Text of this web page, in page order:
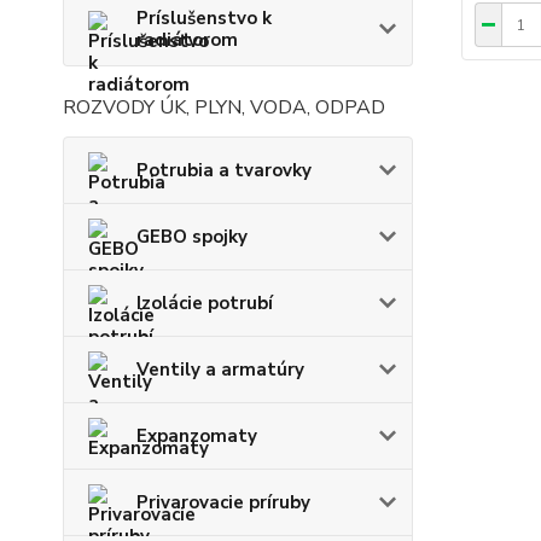
Príslušenstvo k
radiátorom
ROZVODY ÚK, PLYN, VODA, ODPAD
Potrubia a tvarovky
GEBO spojky
Izolácie potrubí
Ventily a armatúry
Expanzomaty
Privarovacie príruby